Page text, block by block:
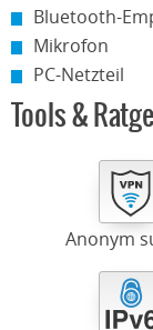
Bluetooth-
Mikrofon
PC-Netzteil
Tools &
Anonym